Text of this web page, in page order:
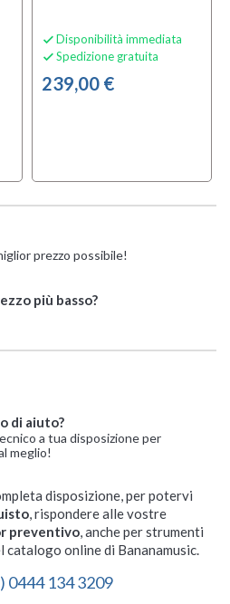
 Disponibilità immediata
 Spedizione gratuita
239,00 €
prezzo possibile!
più basso?
di aiuto?
a tua disposizione per
meglio!
disposizione, per potervi
, rispondere alle vostre
preventivo, anche per strumenti
catalogo online di Bananamusic.
0444 134 3209